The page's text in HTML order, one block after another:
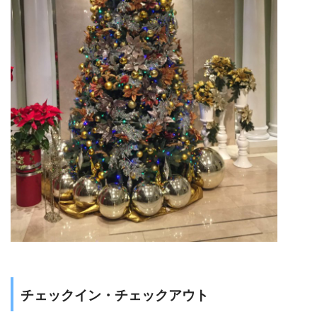
チェックイン・チェックアウト